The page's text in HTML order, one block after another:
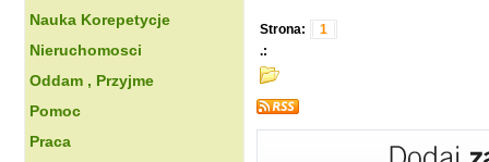
Nauka Korepetycje
Nieruchomosci
Oddam , Przyjme
Pomoc
Praca
Strona:
1
.: